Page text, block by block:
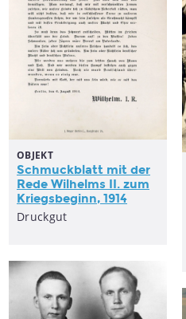
OBJEKT
Schmuckblatt mit der
Rede Wilhelms II. zum
Kriegsbeginn, 1914
Druckgut